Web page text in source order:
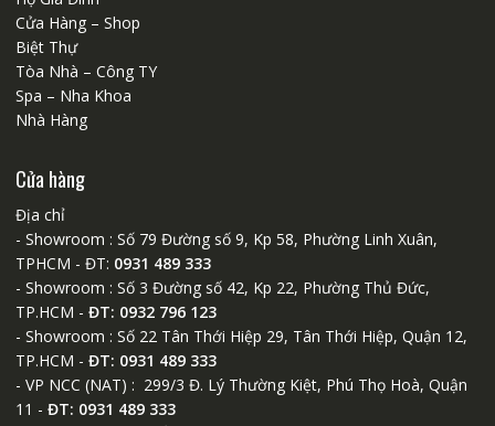
Cửa Hàng – Shop
Biệt Thự
Tòa Nhà – Công TY
Spa – Nha Khoa
Nhà Hàng
Cửa hàng
Địa chỉ
- Showroom : Số 79 Đường số 9, Kp 58, Phường Linh Xuân,
TPHCM - ĐT: 0931 489 333
- Showroom : Số 3 Đường số 42, Kp 22, Phường Thủ Đức,
TP.HCM - ĐT: 0932 796 123
- Showroom : Số 22 Tân Thới Hiệp 29, Tân Thới Hiệp, Quận 12,
TP.HCM - ĐT: 0931 489 333
- VP NCC (NAT) : 299/3 Đ. Lý Thường Kiệt, Phú Thọ Hoà, Quận
11 - ĐT: 0931 489 333